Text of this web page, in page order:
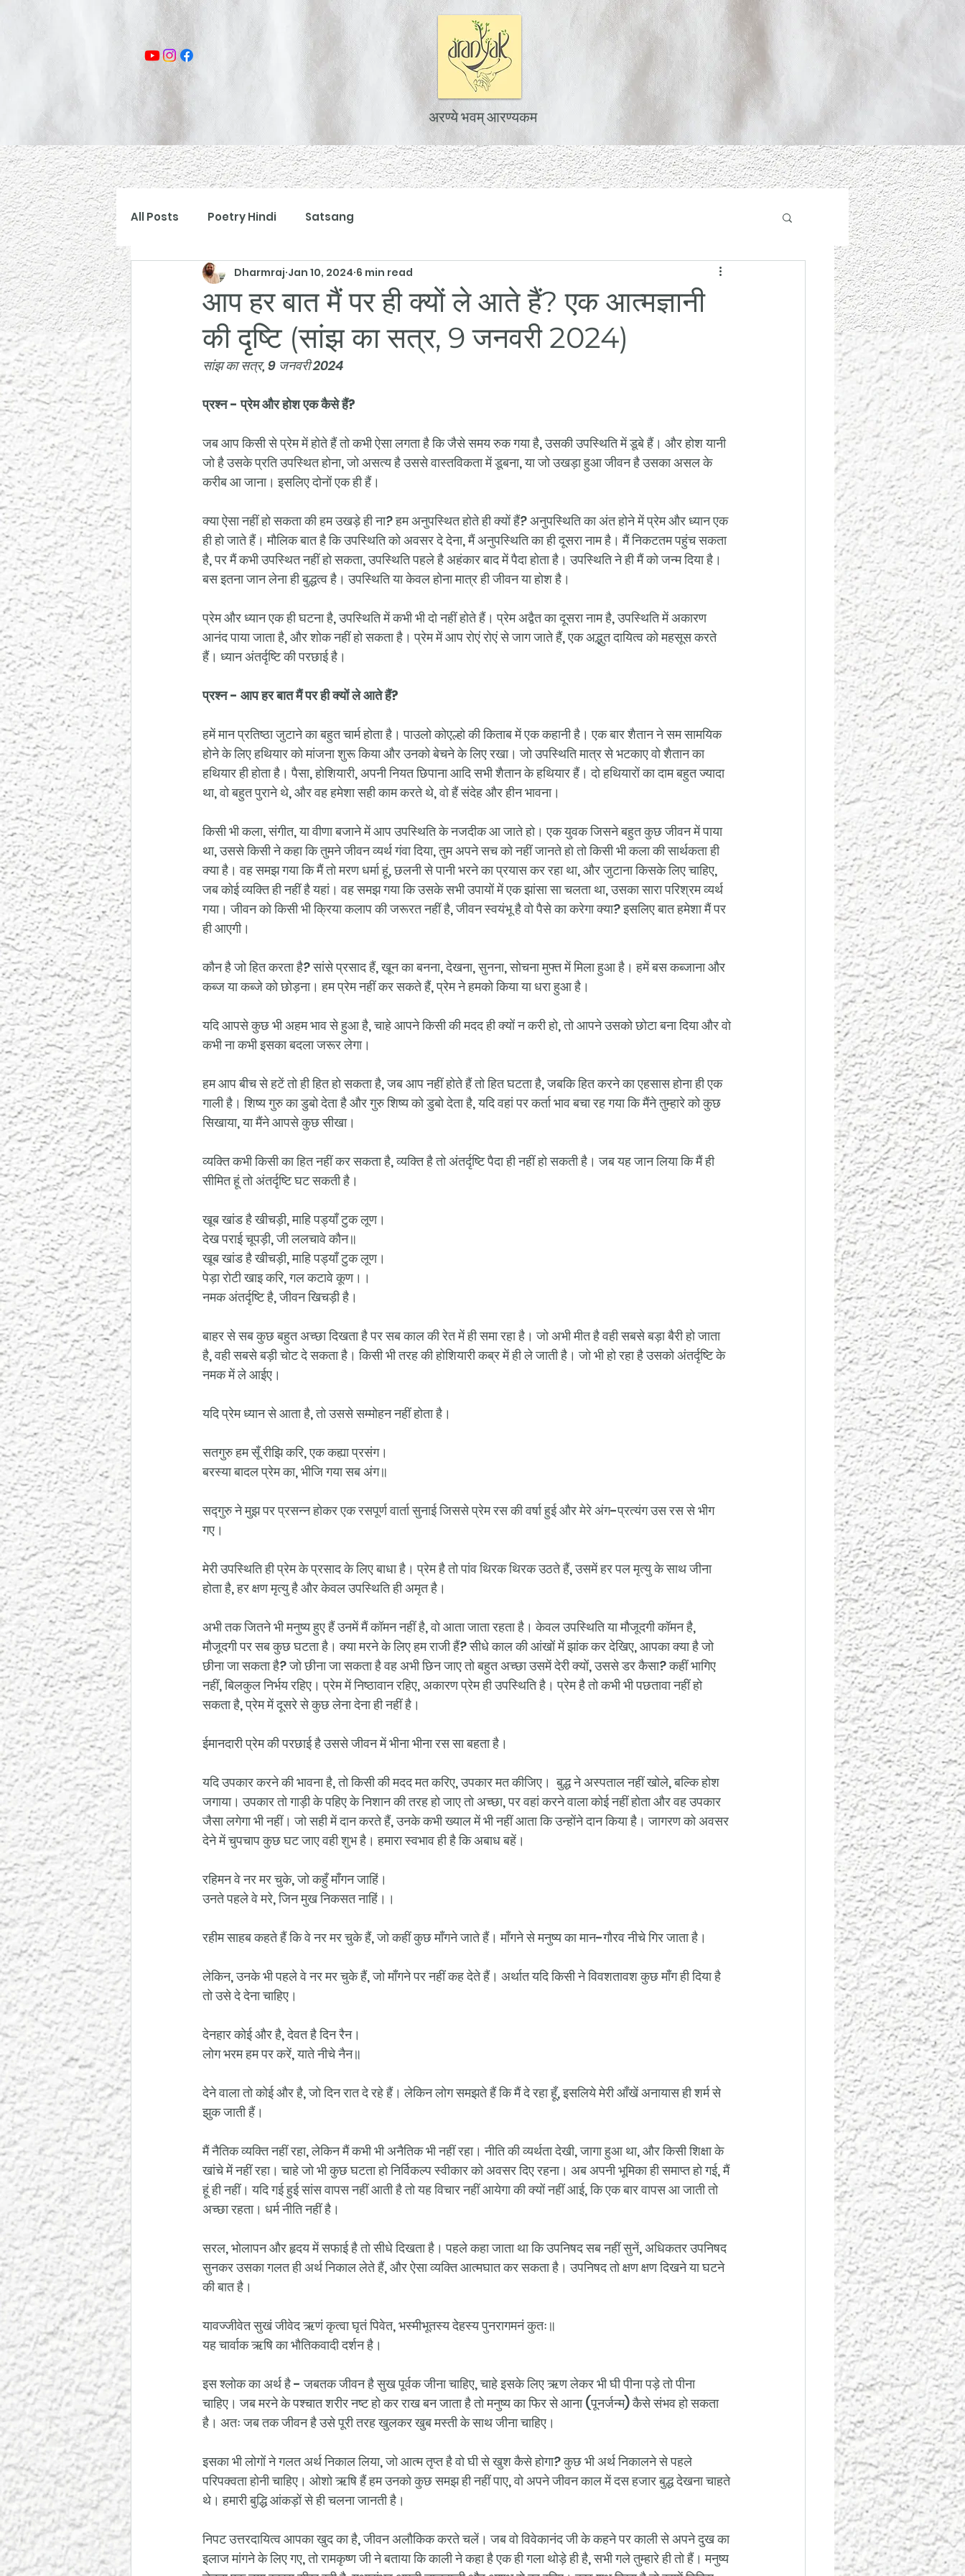
अरण्ये भवम् आरण्यकम
All Posts Poetry Hindi Satsang
आप हर बात मैं पर ही क्यों ले आते हैं? एक आत्मज्ञानी
की दृष्टि (सांझ का सत्र, 9 जनवरी 2024)
Dharmraj Jan 10, 2024 6 min read
सांझ का सत्र, 9 जनवरी 2024
प्रश्न - प्रेम और होश एक कैसे हैं?
जब आप किसी से प्रेम में होते हैं तो कभी ऐसा लगता है कि जैसे समय रुक गया है, उसकी उपस्थिति में डूबे हैं। और होश यानी
जो है उसके प्रति उपस्थित होना, जो असत्य है उससे वास्तविकता में डूबना, या जो उखड़ा हुआ जीवन है उसका असल के
करीब आ जाना। इसलिए दोनों एक ही हैं।
क्या ऐसा नहीं हो सकता की हम उखड़े ही ना? हम अनुपस्थित होते ही क्यों हैं? अनुपस्थिति का अंत होने में प्रेम और ध्यान एक
ही हो जाते हैं। मौलिक बात है कि उपस्थिति को अवसर दे देना, मैं अनुपस्थिति का ही दूसरा नाम है। मैं निकटतम पहुंच सकता
है, पर मैं कभी उपस्थित नहीं हो सकता, उपस्थिति पहले है अहंकार बाद में पैदा होता है। उपस्थिति ने ही मैं को जन्म दिया है।
बस इतना जान लेना ही बुद्धत्व है। उपस्थिति या केवल होना मात्र ही जीवन या होश है।
प्रेम और ध्यान एक ही घटना है, उपस्थिति में कभी भी दो नहीं होते हैं। प्रेम अद्वैत का दूसरा नाम है, उपस्थिति में अकारण
आनंद पाया जाता है, और शोक नहीं हो सकता है। प्रेम में आप रोएं रोएं से जाग जाते हैं, एक अद्भुत दायित्व को महसूस करते
हैं। ध्यान अंतर्दृष्टि की परछाई है।
प्रश्न - आप हर बात मैं पर ही क्यों ले आते हैं?
हमें मान प्रतिष्ठा जुटाने का बहुत चार्म होता है। पाउलो कोएल्हो की किताब में एक कहानी है। एक बार शैतान ने सम सामयिक
होने के लिए हथियार को मांजना शुरू किया और उनको बेचने के लिए रखा। जो उपस्थिति मात्र से भटकाए वो शैतान का
हथियार ही होता है। पैसा, होशियारी, अपनी नियत छिपाना आदि सभी शैतान के हथियार हैं। दो हथियारों का दाम बहुत ज्यादा
था, वो बहुत पुराने थे, और वह हमेशा सही काम करते थे, वो हैं संदेह और हीन भावना।
किसी भी कला, संगीत, या वीणा बजाने में आप उपस्थिति के नजदीक आ जाते हो। एक युवक जिसने बहुत कुछ जीवन में पाया
था, उससे किसी ने कहा कि तुमने जीवन व्यर्थ गंवा दिया, तुम अपने सच को नहीं जानते हो तो किसी भी कला की सार्थकता ही
क्या है। वह समझ गया कि मैं तो मरण धर्मा हूं, छलनी से पानी भरने का प्रयास कर रहा था, और जुटाना किसके लिए चाहिए,
जब कोई व्यक्ति ही नहीं है यहां। वह समझ गया कि उसके सभी उपायों में एक झांसा सा चलता था, उसका सारा परिश्रम व्यर्थ
गया। जीवन को किसी भी क्रिया कलाप की जरूरत नहीं है, जीवन स्वयंभू है वो पैसे का करेगा क्या? इसलिए बात हमेशा मैं पर
ही आएगी।
कौन है जो हित करता है? सांसे प्रसाद हैं, खून का बनना, देखना, सुनना, सोचना मुफ्त में मिला हुआ है। हमें बस कब्जाना और
कब्ज या कब्जे को छोड़ना। हम प्रेम नहीं कर सकते हैं, प्रेम ने हमको किया या धरा हुआ है।
यदि आपसे कुछ भी अहम भाव से हुआ है, चाहे आपने किसी की मदद ही क्यों न करी हो, तो आपने उसको छोटा बना दिया और वो
कभी ना कभी इसका बदला जरूर लेगा।
हम आप बीच से हटें तो ही हित हो सकता है, जब आप नहीं होते हैं तो हित घटता है, जबकि हित करने का एहसास होना ही एक
गाली है। शिष्य गुरु का डुबो देता है और गुरु शिष्य को डुबो देता है, यदि वहां पर कर्ता भाव बचा रह गया कि मैंने तुम्हारे को कुछ
सिखाया, या मैंने आपसे कुछ सीखा।
व्यक्ति कभी किसी का हित नहीं कर सकता है, व्यक्ति है तो अंतर्दृष्टि पैदा ही नहीं हो सकती है। जब यह जान लिया कि मैं ही
सीमित हूं तो अंतर्दृष्टि घट सकती है।
खूब खांड है खीचड़ी, माहि पड्याँ टुक लूण।
देख पराई चूपड़ी, जी ललचावे कौन॥
खूब खांड है खीचड़ी, माहि पड्याँ टुक लूण।
पेड़ा रोटी खाइ करि, गल कटावे कूण।।
नमक अंतर्दृष्टि है, जीवन खिचड़ी है।
बाहर से सब कुछ बहुत अच्छा दिखता है पर सब काल की रेत में ही समा रहा है। जो अभी मीत है वही सबसे बड़ा बैरी हो जाता
है, वही सबसे बड़ी चोट दे सकता है। किसी भी तरह की होशियारी कब्र में ही ले जाती है। जो भी हो रहा है उसको अंतर्दृष्टि के
नमक में ले आईए।
यदि प्रेम ध्यान से आता है, तो उससे सम्मोहन नहीं होता है।
सतगुरु हम सूँ रीझि करि, एक कह्या प्रसंग।
बरस्या बादल प्रेम का, भीजि गया सब अंग॥
सद्गुरु ने मुझ पर प्रसन्न होकर एक रसपूर्ण वार्ता सुनाई जिससे प्रेम रस की वर्षा हुई और मेरे अंग-प्रत्यंग उस रस से भीग
गए।
मेरी उपस्थिति ही प्रेम के प्रसाद के लिए बाधा है। प्रेम है तो पांव थिरक थिरक उठते हैं, उसमें हर पल मृत्यु के साथ जीना
होता है, हर क्षण मृत्यु है और केवल उपस्थिति ही अमृत है।
अभी तक जितने भी मनुष्य हुए हैं उनमें मैं कॉमन नहीं है, वो आता जाता रहता है। केवल उपस्थिति या मौजूदगी कॉमन है,
मौजूदगी पर सब कुछ घटता है। क्या मरने के लिए हम राजी हैं? सीधे काल की आंखों में झांक कर देखिए, आपका क्या है जो
छीना जा सकता है? जो छीना जा सकता है वह अभी छिन जाए तो बहुत अच्छा उसमें देरी क्यों, उससे डर कैसा? कहीं भागिए
नहीं, बिलकुल निर्भय रहिए। प्रेम में निष्ठावान रहिए, अकारण प्रेम ही उपस्थिति है। प्रेम है तो कभी भी पछतावा नहीं हो
सकता है, प्रेम में दूसरे से कुछ लेना देना ही नहीं है।
ईमानदारी प्रेम की परछाई है उससे जीवन में भीना भीना रस सा बहता है।
यदि उपकार करने की भावना है, तो किसी की मदद मत करिए, उपकार मत कीजिए।  बुद्ध ने अस्पताल नहीं खोले, बल्कि होश
जगाया। उपकार तो गाड़ी के पहिए के निशान की तरह हो जाए तो अच्छा, पर वहां करने वाला कोई नहीं होता और वह उपकार
जैसा लगेगा भी नहीं। जो सही में दान करते हैं, उनके कभी ख्याल में भी नहीं आता कि उन्होंने दान किया है। जागरण को अवसर
देने में चुपचाप कुछ घट जाए वही शुभ है। हमारा स्वभाव ही है कि अबाध बहें।
रहिमन वे नर मर चुके, जो कहुँ माँगन जाहिं।
उनते पहले वे मरे, जिन मुख निकसत नाहिं।।
रहीम साहब कहते हैं कि वे नर मर चुके हैं, जो कहीं कुछ माँगने जाते हैं। माँगने से मनुष्य का मान-गौरव नीचे गिर जाता है।
लेकिन, उनके भी पहले वे नर मर चुके हैं, जो माँगने पर नहीं कह देते हैं। अर्थात यदि किसी ने विवशतावश कुछ माँग ही दिया है
तो उसे दे देना चाहिए।
देनहार कोई और है, देवत है दिन रैन।
लोग भरम हम पर करें, याते नीचे नैन॥
देने वाला तो कोई और है, जो दिन रात दे रहे हैं। लेकिन लोग समझते हैं कि मैं दे रहा हूँ, इसलिये मेरी आँखें अनायास ही शर्म से
झुक जाती हैं।
मैं नैतिक व्यक्ति नहीं रहा, लेकिन मैं कभी भी अनैतिक भी नहीं रहा। नीति की व्यर्थता देखी, जागा हुआ था, और किसी शिक्षा के
खांचे में नहीं रहा। चाहे जो भी कुछ घटता हो निर्विकल्प स्वीकार को अवसर दिए रहना। अब अपनी भूमिका ही समाप्त हो गई, मैं
हूं ही नहीं। यदि गई हुई सांस वापस नहीं आती है तो यह विचार नहीं आयेगा की क्यों नहीं आई, कि एक बार वापस आ जाती तो
अच्छा रहता। धर्म नीति नहीं है।
सरल, भोलापन और हृदय में सफाई है तो सीधे दिखता है। पहले कहा जाता था कि उपनिषद सब नहीं सुनें, अधिकतर उपनिषद
सुनकर उसका गलत ही अर्थ निकाल लेते हैं, और ऐसा व्यक्ति आत्मघात कर सकता है। उपनिषद तो क्षण क्षण दिखने या घटने
की बात है।
यावज्जीवेत सुखं जीवेद ऋणं कृत्वा घृतं पिवेत, भस्मीभूतस्य देहस्य पुनरागमनं कुतः॥
यह चार्वाक ऋषि का भौतिकवादी दर्शन है।
इस श्लोक का अर्थ है - जबतक जीवन है सुख पूर्वक जीना चाहिए, चाहे इसके लिए ऋण लेकर भी घी पीना पड़े तो पीना
चाहिए। जब मरने के पश्चात शरीर नष्ट हो कर राख बन जाता है तो मनुष्य का फिर से आना (पूनर्जन्म) कैसे संभव हो सकता
है। अतः जब तक जीवन है उसे पूरी तरह खुलकर खुब मस्ती के साथ जीना चाहिए।
इसका भी लोगों ने गलत अर्थ निकाल लिया, जो आत्म तृप्त है वो घी से खुश कैसे होगा? कुछ भी अर्थ निकालने से पहले
परिपक्वता होनी चाहिए। ओशो ऋषि हैं हम उनको कुछ समझ ही नहीं पाए, वो अपने जीवन काल में दस हजार बुद्ध देखना चाहते
थे। हमारी बुद्धि आंकड़ों से ही चलना जानती है।
निपट उत्तरदायित्व आपका खुद का है, जीवन अलौकिक करते चलें। जब वो विवेकानंद जी के कहने पर काली से अपने दुख का
इलाज मांगने के लिए गए, तो रामकृष्ण जी ने बताया कि काली ने कहा है एक ही गला थोड़े ही है, सभी गले तुम्हारे ही तो हैं। मनुष्य